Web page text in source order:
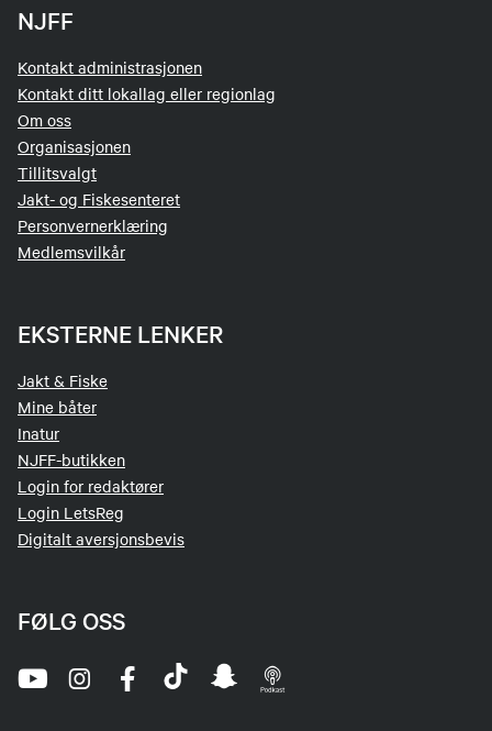
NJFF
Kontakt administrasjonen
Kontakt ditt lokallag eller regionlag
Om oss
Organisasjonen
Tillitsvalgt
Jakt- og Fiskesenteret
Personvernerklæring
Medlemsvilkår
EKSTERNE LENKER
Jakt & Fiske
Mine båter
Inatur
NJFF-butikken
Login for redaktører
Login LetsReg
Digitalt aversjonsbevis
FØLG OSS